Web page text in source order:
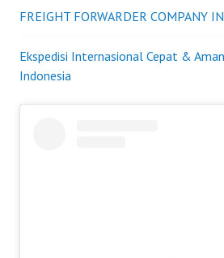
FREIGHT FORWARDER COMPANY
Ekspedisi Internasional Cepat &
Indonesia